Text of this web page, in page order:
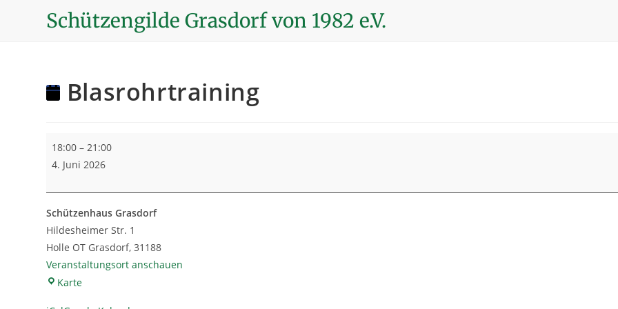
Schützengilde Grasdorf von 1982 e.V.
Blasrohrtraining
Blasrohrtraining
18:00 –21:00
4. Juni 2026
Schützenhaus Grasdorf
Hildesheimer Str. 1
Holle OT Grasdorf,31188
Veranstaltungsort anschauen
KarteSchützenhaus